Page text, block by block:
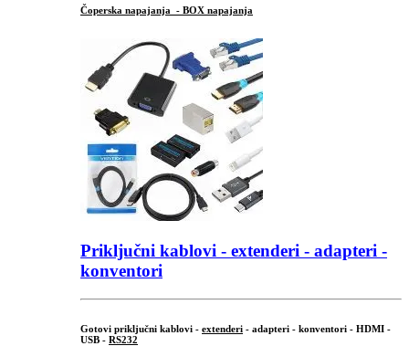
Čoperska napajanja - BOX napajanja
Priključni kablovi - extenderi - adapteri -
konventori
Gotovi priključni kablovi - extenderi - adapteri - konventori - HDMI -
USB - RS232